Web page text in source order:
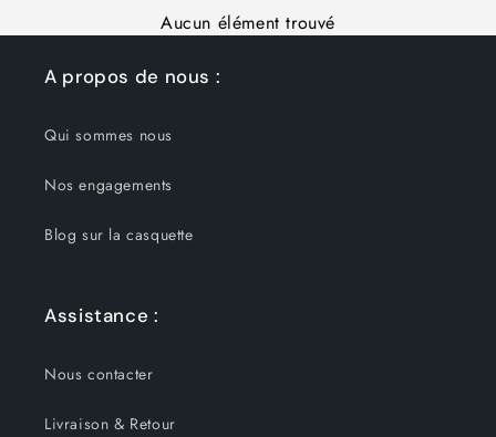
Aucun élément trouvé
A propos de nous :
Qui sommes nous
Nos engagements
Blog sur la casquette
Assistance :
Nous contacter
Livraison & Retour